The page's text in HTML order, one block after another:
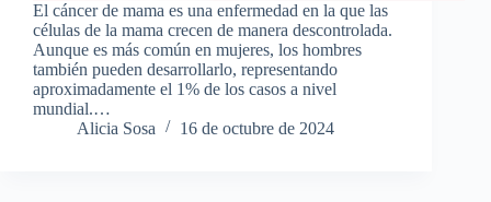
El cáncer de mama es una enfermedad en la que las
células de la mama crecen de manera descontrolada.
Aunque es más común en mujeres, los hombres
también pueden desarrollarlo, representando
aproximadamente el 1% de los casos a nivel
mundial.…
Alicia Sosa
16 de octubre de 2024